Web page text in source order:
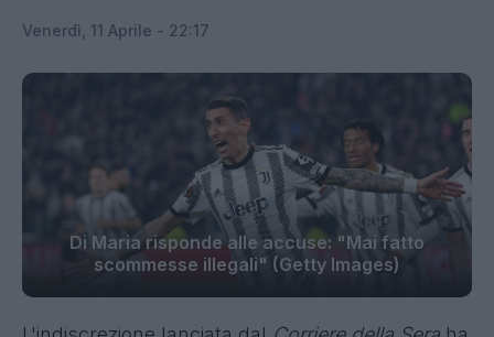
Venerdì, 11 Aprile - 22:17
Di Maria risponde alle accuse: "Mai fatto
scommesse illegali" (Getty Images)